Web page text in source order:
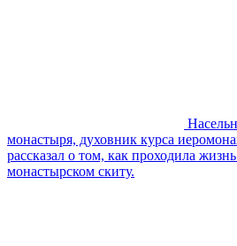
монастыря, духовник курса
рассказал о том, как проходила
монастырском скиту.